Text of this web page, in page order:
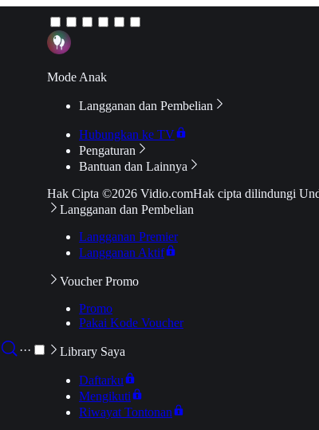
···
Mode Anak
Langganan dan Pembelian
Hubungkan ke TV
Pengaturan
Bantuan dan Lainnya
Hak Cipta ©2026 Vidio.comHak cipta dilindungi
Langganan dan Pembelian
Langganan Premier
Langganan Aktif
Voucher Promo
Promo
Pakai Kode Voucher
Library Saya
Daftarku
Mengikuti
Riwayat Tontonan